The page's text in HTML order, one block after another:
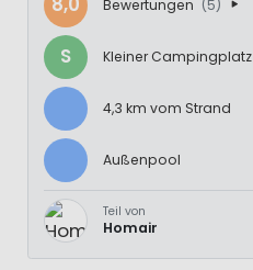
Bewertungen (5)
S Kleiner Campingplatz
4,3 km vom Strand
Außenpool
Teil von
Homair